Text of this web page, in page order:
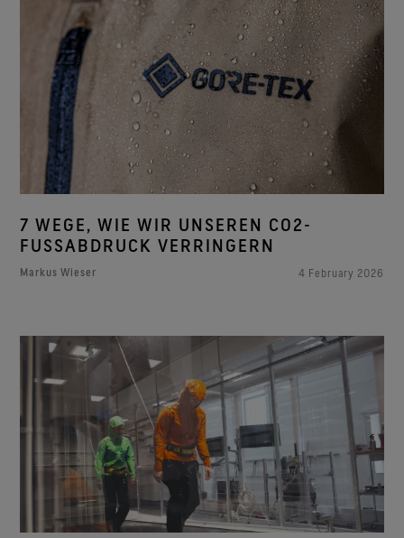
7 WEGE, WIE WIR UNSEREN CO2-
FUSSABDRUCK VERRINGERN
Markus Wieser 4 February 2026